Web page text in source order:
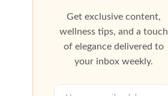
Get exclusive content,
wellness tips, and a touch
of elegance delivered to
your inbox weekly.